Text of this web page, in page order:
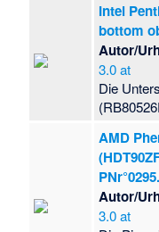
Intel
bottom
Autor/
3.0 at
Die
AMD
Autor/
3.0 at